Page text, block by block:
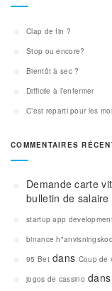
Clap de fin ?
Stop ou encore?
Bientôt à sec ?
Difficile à l’enfermer
C’est reparti pour les
COMMENTAIRES
Demande carte
bulletin de salaire
startup app
binance h"anvisningskod
95 Betdans Coup de
jogos de cassino dans